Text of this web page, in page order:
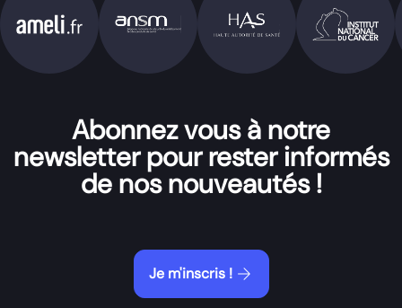
Abonnez vous à notre
newsletter pour rester informés
de nos nouveautés !
Je m'inscris ! arrow_forward